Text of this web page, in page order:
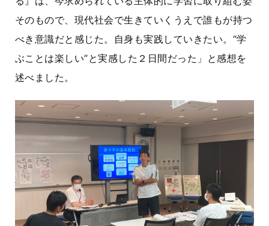
そのもので、現代社会で生きていくうえで誰もが持つ
べき意識だと感じた。自身も実践していきたい。“学
ぶことは楽しい”と実感した２日間だった」と感想を
述べました。